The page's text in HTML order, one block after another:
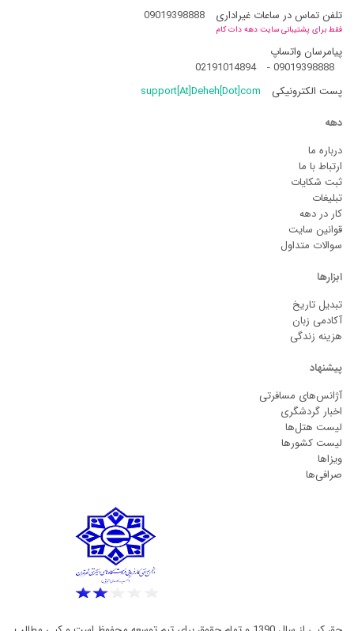
تلفن تماس در ساعات غیراداری 09019398888
فقط برای پشتیبانی سایت دهه دات کام
پیامرسان واتساپ
09019398888
-
02191014894
پست الکترونیکی
support[At]Deheh[Dot]com
دهه
درباره ما
ارتباط با ما
ثبت شکایات
تبلیغات
کار در دهه
قوانین سایت
سوالات متداول
ابزارها
تبدیل تاریخ
آکادمی زبان
هزینه زندگی
پیشنهاد
آژانس‌های مسافرتی
اخبار گردشگری
لیست هتل‌ها
لیست کشورها
ویزاها
صرافی‌ها